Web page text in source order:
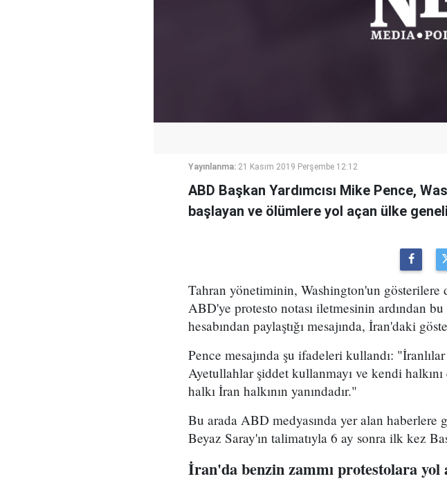
Yayınlanma: 21 Kasım 2019 Perşembe 12:12
ABD Başkan Yardımcısı Mike Pence,
başlayan ve ölümlere yol açan ülke
Tahran yönetiminin, Washington'un gösterilere
ABD'ye protesto notası iletmesinin ardından
hesabından paylaştığı mesajında, İran'daki
Pence mesajında şu ifadeleri kullandı:
Ayetullahlar şiddet kullanmayı ve kendi
halkı İran halkının yanındadır."
Bu arada ABD medyasında yer alan
Beyaz Saray'ın talimatıyla 6 ay sonra ilk kez
İran'da benzin zammı protestolara yol